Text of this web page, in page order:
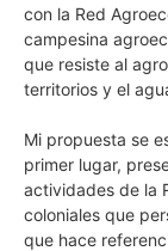
con la Red
campesina
que resiste al
territorios y el
Mi propuesta se
primer lugar,
actividades de la
coloniales que
que hace